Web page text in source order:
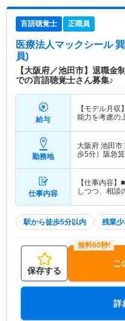
言語聴覚士 正職員
医療法人マックシール
員)
【大阪府／池田市】退職
での言語聴覚士さん募集♪
給与
【モデル月収】
能力を考慮の
を考慮の上、
勤務地
大阪府 池田市
歩5分）阪急
仕事内容
【仕事内容
しつつ、相談
駅から徒歩5分以内 残業
保存する
こ
詳